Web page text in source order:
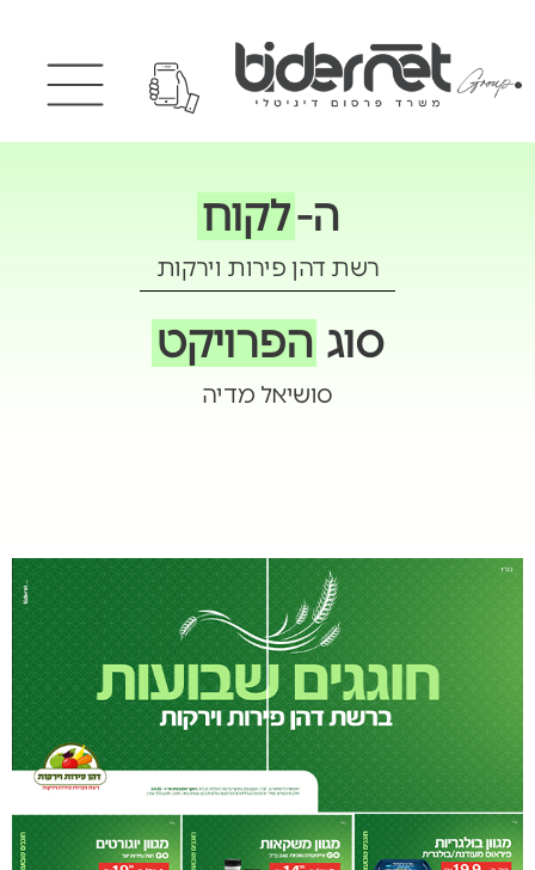
ה-לקוח
רשת דהן פירות וירקות
סוג הפרויקט
סושיאל מדיה